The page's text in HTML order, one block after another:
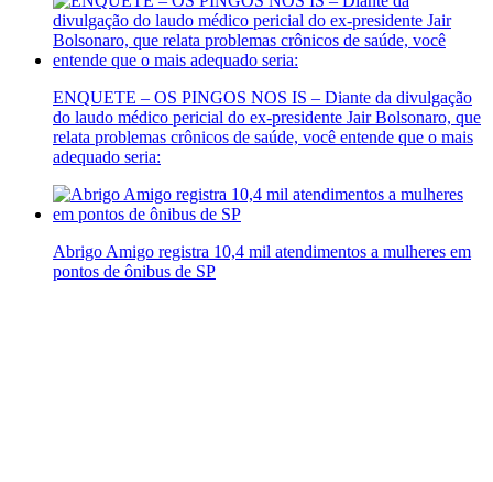
ENQUETE – OS PINGOS NOS IS – Diante da divulgação
do laudo médico pericial do ex-presidente Jair Bolsonaro, que
relata problemas crônicos de saúde, você entende que o mais
adequado seria:
Abrigo Amigo registra 10,4 mil atendimentos a mulheres em
pontos de ônibus de SP